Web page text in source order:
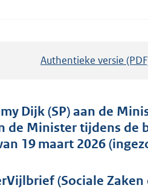
Authentieke versie
Dijk (SP) aan de
de Minister tijdens de
19 maart 2026
(Sociale